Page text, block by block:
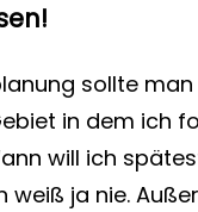
sollte
in dem ich
will ich
weiß ja nie.